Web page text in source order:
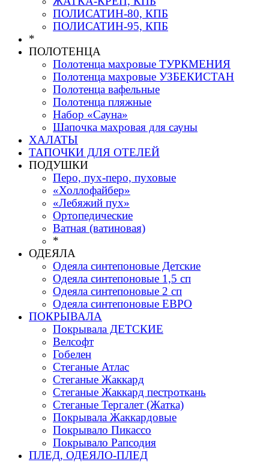
ПОЛИСАТИН-80, КПБ
ПОЛИСАТИН-95, КПБ
*
ПОЛОТЕНЦА
Полотенца махровые ТУРКМЕНИЯ
Полотенца махровые УЗБЕКИСТАН
Полотенца вафельные
Полотенца пляжные
Набор «Сауна»
Шапочка махровая для сауны
ХАЛАТЫ
ТАПОЧКИ ДЛЯ ОТЕЛЕЙ
ПОДУШКИ
Перо, пух-перо, пуховые
«Холлофайбер»
«Лебяжий пух»
Ортопедические
Ватная (ватиновая)
*
ОДЕЯЛА
Одеяла синтепоновые Детские
Одеяла синтепоновые 1,5 сп
Одеяла синтепоновые 2 сп
Одеяла синтепоновые ЕВРО
ПОКРЫВАЛА
Покрывала ДЕТСКИЕ
Велсофт
Гобелен
Стеганые Атлас
Стеганые Жаккард
Стеганые Жаккард пестроткань
Стеганые Тергалет (Жатка)
Покрывала Жаккардовые
Покрывало Пикассо
Покрывало Рапсодия
ПЛЕД, ОДЕЯЛО-ПЛЕД